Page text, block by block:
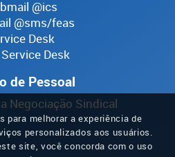
@ics
@sms/feas
Desk
Desk
de Pessoal
Negociação Sindical
melhorar a experiência de
personalizados aos usuários.
site, você concorda com o uso